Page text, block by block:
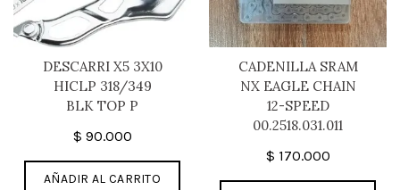
DESCARRI X5 3X10
HICLP 318/349
BLK TOP P
$ 90.000
AÑADIR AL CARRITO
CADENILLA SRAM
NX EAGLE CHAIN
12-SPEED
00.2518.031.011
$ 170.000